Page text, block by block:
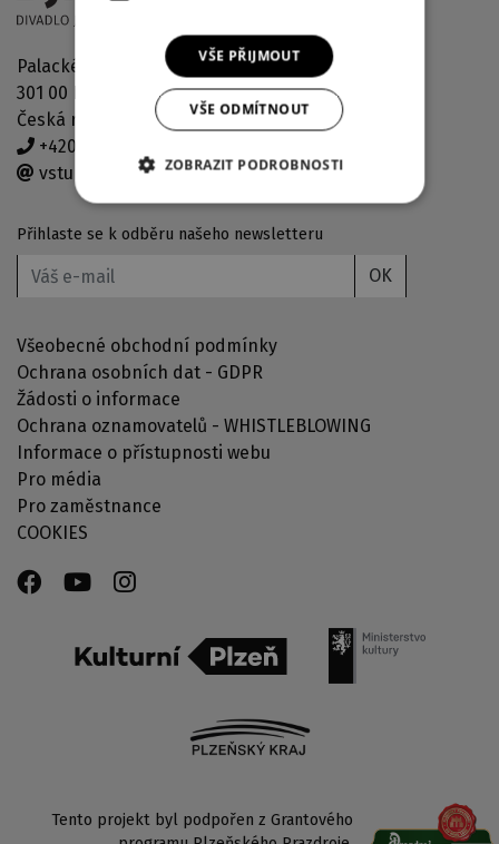
Palackého náměstí 2971/30
301 00 Plzeň
Česká republika
+420 378 038 190
vstupenky@djkt.eu
Přihlaste se k odběru našeho newsletteru
OK
Všeobecné obchodní podmínky
Ochrana osobních dat - GDPR
Žádosti o informace
Ochrana oznamovatelů - WHISTLEBLOWING
Informace o přístupnosti webu
Pro média
Pro zaměstnance
COOKIES
Tento projekt byl podpořen z Grantového
VŠE PŘIJMOUT
VŠE ODMÍTNOUT
ZOBRAZIT PODROBNOSTI